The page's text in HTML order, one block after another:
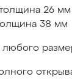
толщина 26
38 мм
любого